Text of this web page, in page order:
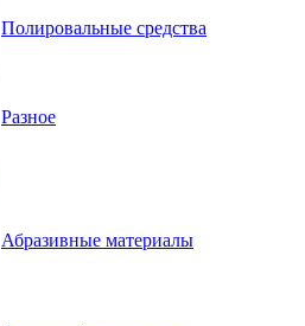
Полировальные средства
Разное
Абразивные материалы